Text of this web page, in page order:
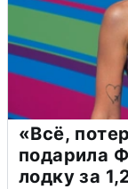
«Всё,
подарила
лодку за